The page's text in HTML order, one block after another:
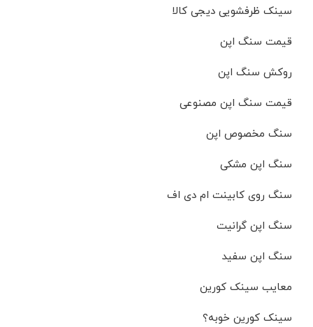
سینک ظرفشویی دیجی کالا
قیمت سنگ اپن
روکش سنگ اپن
قیمت سنگ اپن مصنوعی
سنگ مخصوص اپن
سنگ اپن مشکی
سنگ روی کابینت ام دی اف
سنگ اپن گرانیت
سنگ اپن سفید
معایب سینک کورین
سینک کورین خوبه؟